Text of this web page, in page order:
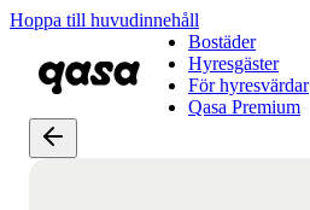
Hoppa till huvudinnehåll
Bostäder
Hyresgäster
För hyresvärdar
Qasa Premium